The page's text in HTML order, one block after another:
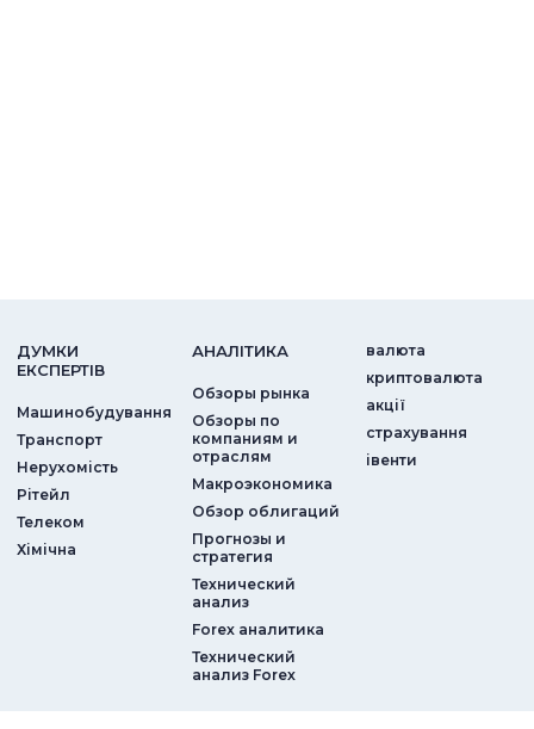
ДУМКИ
ЕКСПЕРТIВ
Машинобудування
Транспорт
Нерухомість
Рітейл
Телеком
Хімічна
АНАЛIТИКА
Обзоры рынка
Обзоры по
компаниям и
отраслям
Макроэкономика
Обзор облигаций
Прогнозы и
стратегия
Технический
анализ
Forex аналитика
Технический
анализ Forex
валюта
криптовалюта
акції
страхування
iвенти